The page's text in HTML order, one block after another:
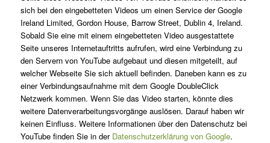
sich bei den eingebetteten Videos um einen Service der Google
Ireland Limited, Gordon House, Barrow Street, Dublin 4, Ireland.
Sobald Sie eine mit einem eingebetteten Video ausgestattete
Seite unseres Internetauftritts aufrufen, wird eine Verbindung zu
den Servern von YouTube aufgebaut und diesen mitgeteilt, auf
welcher Webseite Sie sich aktuell befinden. Daneben kann es zu
einer Verbindungsaufnahme mit dem Google DoubleClick
Netzwerk kommen. Wenn Sie das Video starten, könnte dies
weitere Datenverarbeitungsvorgänge auslösen. Darauf haben wir
keinen Einfluss. Weitere Informationen über den Datenschutz bei
YouTube finden Sie in der Datenschutzerklärung von Google.